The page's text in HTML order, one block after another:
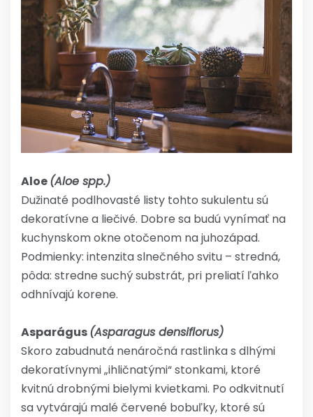
Aloe(Aloe spp.)
Dužinaté podlhovasté listy tohto sukulentu sú
dekoratívne a liečivé. Dobre sa budú vynímať na
kuchynskom okne otočenom na juhozápad.
Podmienky: intenzita slnečného svitu – stredná,
pôda: stredne suchý substrát, pri preliatí ľahko
odhnívajú korene.
Asparágus(Asparagus densiflorus)
Skoro zabudnutá nenáročná rastlinka s dlhými
dekoratívnymi „ihličnatými“ stonkami, ktoré
kvitnú drobnými bielymi kvietkami. Po odkvitnutí
sa vytvárajú malé červené bobuľky, ktoré sú